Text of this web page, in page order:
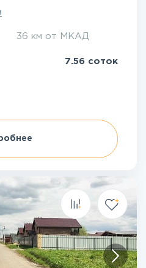
36 км от МКАД
7.56 соток